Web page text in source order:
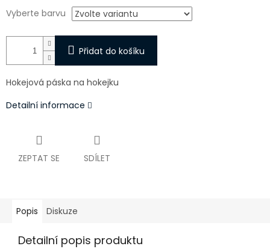
Vyberte barvu
Přidat do košíku
Hokejová páska na hokejku
Detailní informace
ZEPTAT SE SDÍLET
Popis Diskuze
Detailní popis produktu